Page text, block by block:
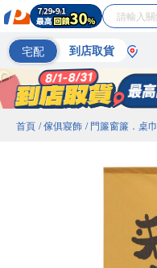
宅配 到店取貨
首頁 / 傢俱寢飾 / 門簾窗簾．桌巾